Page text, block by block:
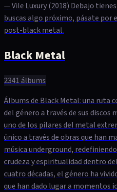
— Vile Luxury (2018) Debajo
buscas algo próximo, pásate
post-black metal.
Black Metal
2341álbums
Álbums de Black Metal: una ruta
del género a través de sus
uno de los pilares del metal
único a través de obras que han
música underground,
crudeza y espiritualidad dentro
cuatro décadas, el género ha
que han dado lugar a momentos